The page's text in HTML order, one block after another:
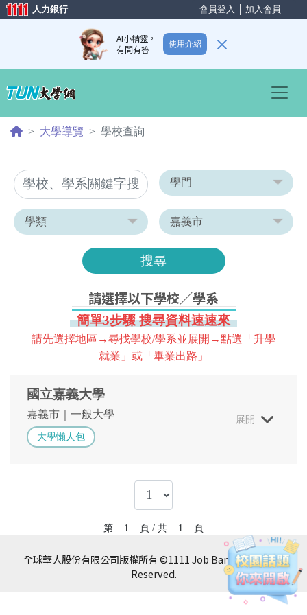
會員登入 加入會員
人力銀行
AI小精靈，
有問有答
使用介紹
大學導覽 學校查詢
搜尋
請選擇以下學校／學系
簡單3步驟 搜尋資料速速來
請先選擇地區→尋找學校/學系並展開→點選「升學
就業」或「畢業出路」
國立嘉義大學
嘉義市 一般大學
大學懶人包
展開
第 1 頁 / 共 1 頁
全球華人股份有限公司版權所有 ©1111 Job Bank All Rights
Reserved.